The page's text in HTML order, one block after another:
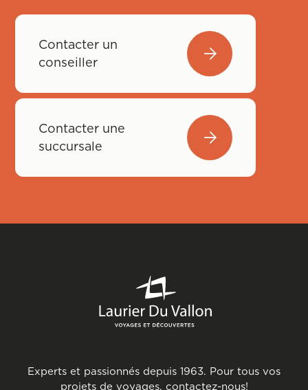
Contacter un
conseiller
Contacter une
succursale
Experts et passionnés depuis 1963. Pour tous vos
projets de voyages, contactez-nous!